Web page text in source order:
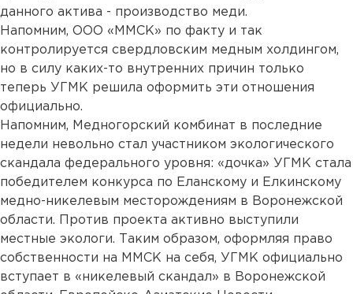
данного актива - производство меди.
Напомним, ООО «ММСК» по факту и так
контролируется свердловским медным холдингом,
но в силу каких-то внутренних причин только
теперь УГМК решила оформить эти отношения
официально.
Напомним, Медногорский комбинат в последние
недели невольно стал участником экологического
скандала федерального уровня: «дочка» УГМК стала
победителем конкурса по Еланскому и Елкинскому
медно-никелевым месторождениям в Воронежской
области. Против проекта активно выступили
местные экологи. Таким образом, оформляя право
собственности на ММСК на себя, УГМК официально
вступает в «никелевый скандал» в Воронежской